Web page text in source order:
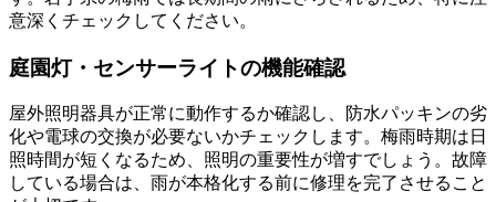
意深くチェックしてください。
庭園灯・センサーライトの機能確認
屋外照明器具が正常に動作するか確認し、防水パッキンの劣
化や電球の交換が必要ないかチェックします。梅雨時期は日
照時間が短くなるため、照明の重要性が増すでしょう。故障
している場合は、雨が本格化する前に修理を完了させること